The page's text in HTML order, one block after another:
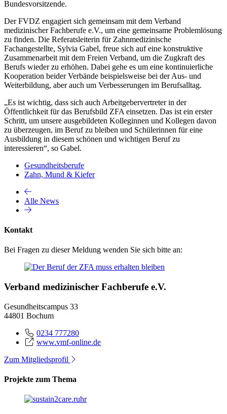
Bundesvorsitzende.
Der FVDZ engagiert sich gemeinsam mit dem Verband
medizinischer Fachberufe e.V., um eine gemeinsame Problemlösung
zu finden. Die Referatsleiterin für Zahnmedizinische
Fachangestellte, Sylvia Gabel, freue sich auf eine konstruktive
Zusammenarbeit mit dem Freien Verband, um die Zugkraft des
Berufs wieder zu erhöhen. Dabei gehe es um eine kontinuierliche
Kooperation beider Verbände beispielsweise bei der Aus- und
Weiterbildung, aber auch um Verbesserungen im Berufsalltag.
„Es ist wichtig, dass sich auch Arbeitgebervertreter in der
Öffentlichkeit für das Berufsbild ZFA einsetzen. Das ist ein erster
Schritt, um unsere ausgebildeten Kolleginnen und Kollegen davon
zu überzeugen, im Beruf zu bleiben und Schülerinnen für eine
Ausbildung in diesem schönen und wichtigen Beruf zu
interessieren“, so Gabel.
Gesundheitsberufe
Zahn, Mund & Kiefer
Alle News
Kontakt
Bei Fragen zu dieser Meldung wenden Sie sich bitte an:
Verband medizinischer Fachberufe e.V.
Gesundheitscampus 33
44801 Bochum
0234 777280
www.vmf-online.de
Zum Mitgliedsprofil
Projekte zum Thema